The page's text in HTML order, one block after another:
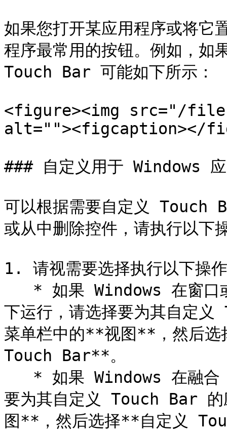
如果您打开某应用程序或将
程序最常用的按钮。例如，
Touch Bar 可能如下所示：
<figure><img src="/files/
alt=""><figcaption></
### 自定义用于 Windows
可以根据需要自定义 Touch
或从中删除控件，请执行以下
1. 请视需要选择执行以下操
下运行，请选择要为其自定
菜单栏中的**视图**，然后
Touch Bar**。
要为其自定义 Touch Bar 的
图**，然后选择**自定义